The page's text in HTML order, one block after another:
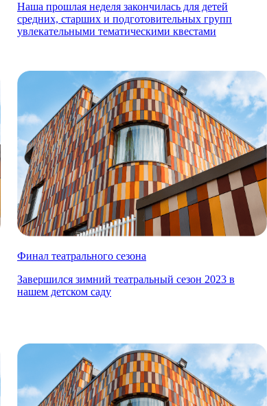
Наша прошлая неделя закончилась для детей
средних, старших и подготовительных групп
увлекательными тематическими квестами
Финал театрального сезона
Завершился зимний театральный сезон 2023 в
нашем детском саду